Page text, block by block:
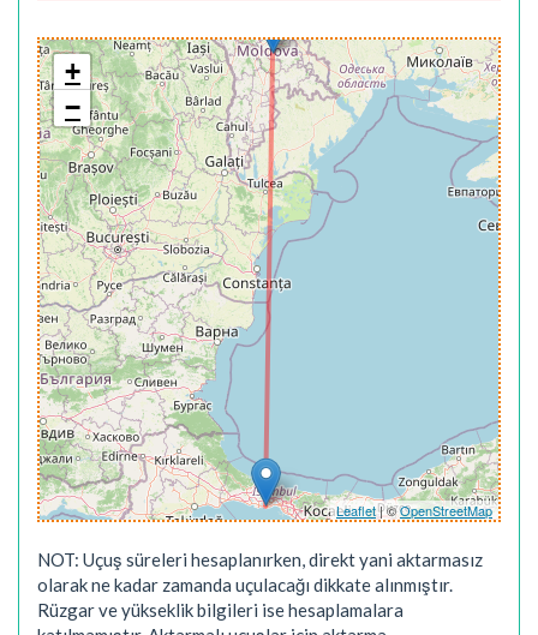
+
−
Leaflet| ©OpenStreetMap
NOT: Uçuş süreleri hesaplanırken, direkt yani aktarmasız
olarak ne kadar zamanda uçulacağı dikkate alınmıştır.
Rüzgar ve yükseklik bilgileri ise hesaplamalara